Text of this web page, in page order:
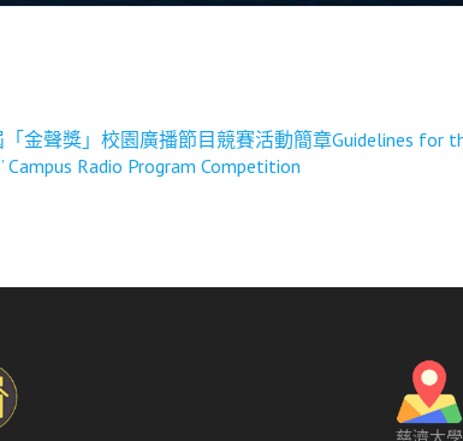
金聲獎」校園廣播節目競賽活動簡章Guidelines for
Campus Radio Program Competition